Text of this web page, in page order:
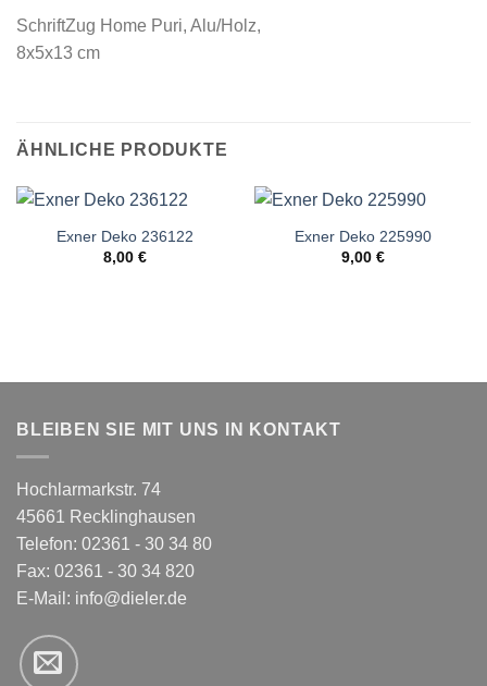
SchriftZug Home Puri, Alu/Holz,
8x5x13 cm
ÄHNLICHE PRODUKTE
Exner Deko 236122
8,00 €
Exner Deko 225990
9,00 €
BLEIBEN SIE MIT UNS IN KONTAKT
Hochlarmarkstr. 74
45661 Recklinghausen
Telefon: 02361 - 30 34 80
Fax: 02361 - 30 34 820
E-Mail: info@dieler.de